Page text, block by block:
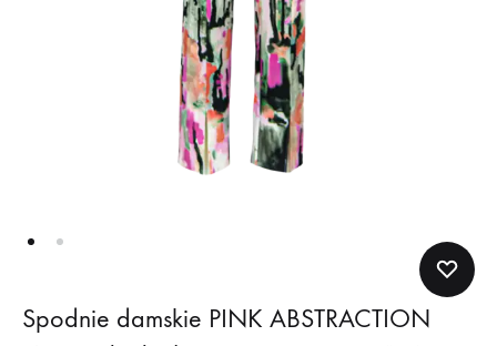
Spodnie damskie PINK ABSTRACTION